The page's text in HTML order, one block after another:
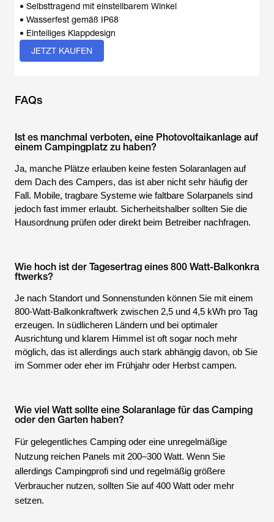
• Selbsttragend mit einstellbarem Winkel
• Wasserfest gemäß IP68
• Einteiliges Klappdesign
JETZT KAUFEN
FAQs
Ist es manchmal verboten, eine Photovoltaikanlage auf
einem Campingplatz zu haben?
Ja, manche Plätze erlauben keine festen Solaranlagen auf
dem Dach des Campers, das ist aber nicht sehr häufig der
Fall. Mobile, tragbare Systeme wie faltbare Solarpanels sind
jedoch fast immer erlaubt. Sicherheitshalber sollten Sie die
Hausordnung prüfen oder direkt beim Betreiber nachfragen.
Wie hoch ist der Tagesertrag eines 800 Watt-Balkonkra
ftwerks?
Je nach Standort und Sonnenstunden können Sie mit einem
800-Watt-Balkonkraftwerk zwischen 2,5 und 4,5 kWh pro Tag
erzeugen. In südlicheren Ländern und bei optimaler
Ausrichtung und klarem Himmel ist oft sogar noch mehr
möglich, das ist allerdings auch stark abhängig davon, ob Sie
im Sommer oder eher im Frühjahr oder Herbst campen.
Wie viel Watt sollte eine Solaranlage für das Camping
oder den Garten haben?
Für gelegentliches Camping oder eine unregelmäßige
Nutzung reichen Panels mit 200–300 Watt. Wenn Sie
allerdings Campingprofi sind und regelmäßig größere
Verbraucher nutzen, sollten Sie auf 400 Watt oder mehr
setzen.